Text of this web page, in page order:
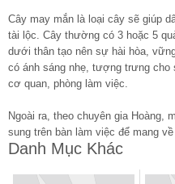
Cây may mắn là loại cây sẽ giúp
tài lộc. Cây thường có 3 hoặc 5
dưới thân tạo nên sự hài hòa,
có ánh sáng nhẹ, tượng trưng
cơ quan, phòng làm việc.
Ngoài ra, theo chuyên gia Hoàng,
sung trên bàn làm việc để mang
Danh Mục Khác